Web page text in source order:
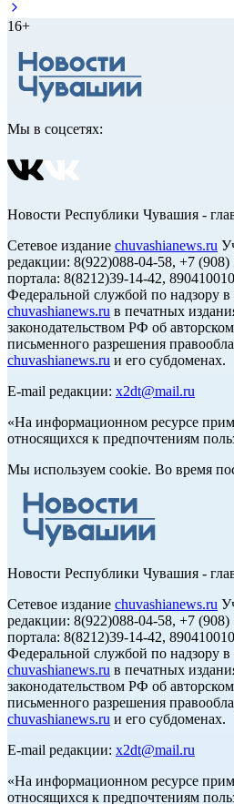
16+
Мы в соцсетях:
Новости Республики Чувашия -
Сетевое издание chuvashianews.ru
редакции: 8(922)088-04-58, +7
портала: 8(8212)39-14-42,
Федеральной службой по надзору
chuvashianews.ru в печатных
законодательством РФ об
письменного разрешения
chuvashianews.ru и его субдоменах.
E-mail редакции: x2dt@mail.ru
«На информационном ресурсе
относящихся к предпочтениям
Мы используем cookie. Во время
Новости Республики Чувашия -
Сетевое издание chuvashianews.ru
редакции: 8(922)088-04-58, +7
портала: 8(8212)39-14-42,
Федеральной службой по надзору
chuvashianews.ru в печатных
законодательством РФ об
письменного разрешения
chuvashianews.ru и его субдоменах.
E-mail редакции: x2dt@mail.ru
«На информационном ресурсе
относящихся к предпочтениям